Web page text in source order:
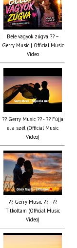
Bele vagyok zúgva ?? –
Gerry Music | Official Music
Video
?? Gerry Music ?? - ?? Fújja
el a szél (Official Music
Video)
?? Gerry Music ?? - ??
Titkoltam (Official Music
Video)